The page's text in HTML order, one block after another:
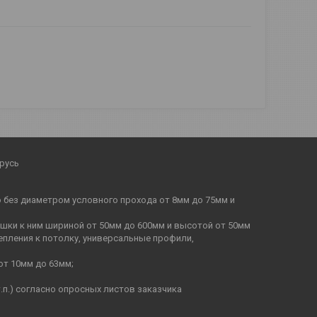
без диаметром условного прохода от 8мм до 75мм и
к ним шириной от 50мм до 600мм и высотой от 50мм
к потолку, универсальные профили,
10мм до 63мм;
согласно опросных листов заказчика